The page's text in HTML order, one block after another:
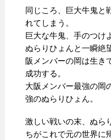
同じころ、巨大牛鬼と
れてしまう。
巨大な牛鬼、手のつけ
ぬらりひょんと一瞬絶
阪メンバーの岡は生き
成功する。
大阪メンバー最強の岡
強のぬらりひょん。
激しい戦いの末、ぬら
ちがこれで元の世界に